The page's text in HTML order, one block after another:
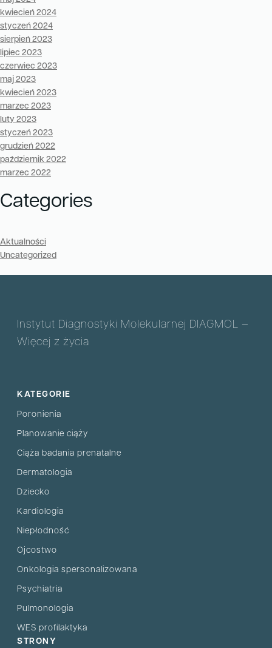
kwiecień 2024
styczeń 2024
sierpień 2023
lipiec 2023
czerwiec 2023
maj 2023
kwiecień 2023
marzec 2023
luty 2023
styczeń 2023
grudzień 2022
październik 2022
marzec 2022
Categories
Aktualności
Uncategorized
Instytut Diagnostyki Molekularnej DIAGMOL –
Więcej z życia
KATEGORIE
Poronienia
Planowanie ciąży
Ciąża badania prenatalne
Dermatologia
Dziecko
Kardiologia
Niepłodność
Ojcostwo
Onkologia spersonalizowana
Psychiatria
Pulmonologia
WES profilaktyka
STRONY